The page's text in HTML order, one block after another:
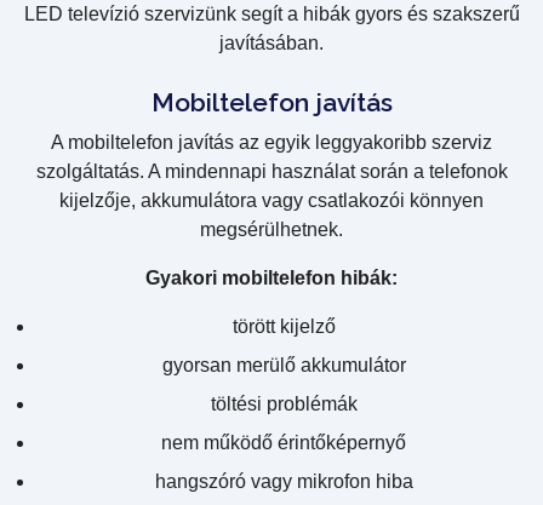
LED televízió szervizünk segít a hibák gyors és szakszerű
javításában.
Mobiltelefon javítás
A mobiltelefon javítás az egyik leggyakoribb szerviz
szolgáltatás. A mindennapi használat során a telefonok
kijelzője, akkumulátora vagy csatlakozói könnyen
megsérülhetnek.
Gyakori mobiltelefon hibák:
törött kijelző
gyorsan merülő akkumulátor
töltési problémák
nem működő érintőképernyő
hangszóró vagy mikrofon hiba